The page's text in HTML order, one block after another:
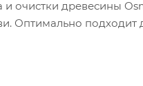
и очистки древесины
Оптимально